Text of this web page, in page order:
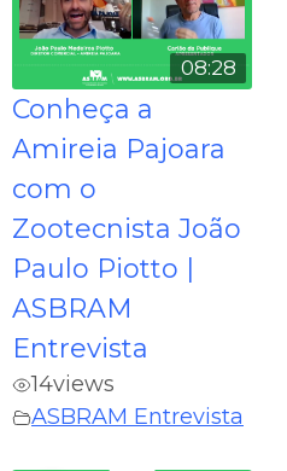
08:28
Conheça a
Amireia Pajoara
com o
Zootecnista João
Paulo Piotto |
ASBRAM
Entrevista
14views
ASBRAM Entrevista